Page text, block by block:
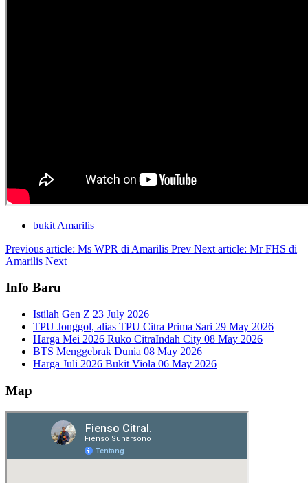
bukit Amarilis
Previous article: Ms WPR di Amarilis Prev Next article: Mr FHS di
Amarilis Next
Info Baru
Istilah Gen Z 23 July 2026
TPU Jonggol, alias TPU Citra Prima Sari 29 May 2026
Harga Mei 2026 Ruko CitraIndah City 08 May 2026
BTS Menggebrak Dunia 08 May 2026
Harga Juli 2026 Bukit Viola 06 May 2026
Map